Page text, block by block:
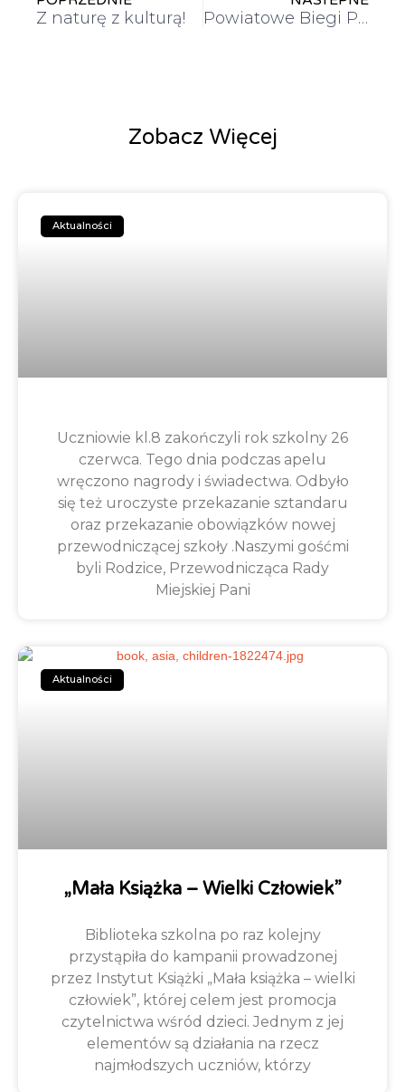
Z naturę z kulturą! Powiatowe Biegi Przełajowe 2025
Zobacz Więcej
Aktualności
Uczniowie kl.8 zakończyli rok szkolny 26
czerwca. Tego dnia podczas apelu
wręczono nagrody i świadectwa. Odbyło
się też uroczyste przekazanie sztandaru
oraz przekazanie obowiązków nowej
przewodniczącej szkoły .Naszymi gośćmi
byli Rodzice, Przewodnicząca Rady
Miejskiej Pani
Aktualności
„Mała Książka – Wielki Człowiek”
Biblioteka szkolna po raz kolejny
przystąpiła do kampanii prowadzonej
przez Instytut Książki „Mała książka – wielki
człowiek”, której celem jest promocja
czytelnictwa wśród dzieci. Jednym z jej
elementów są działania na rzecz
najmłodszych uczniów, którzy